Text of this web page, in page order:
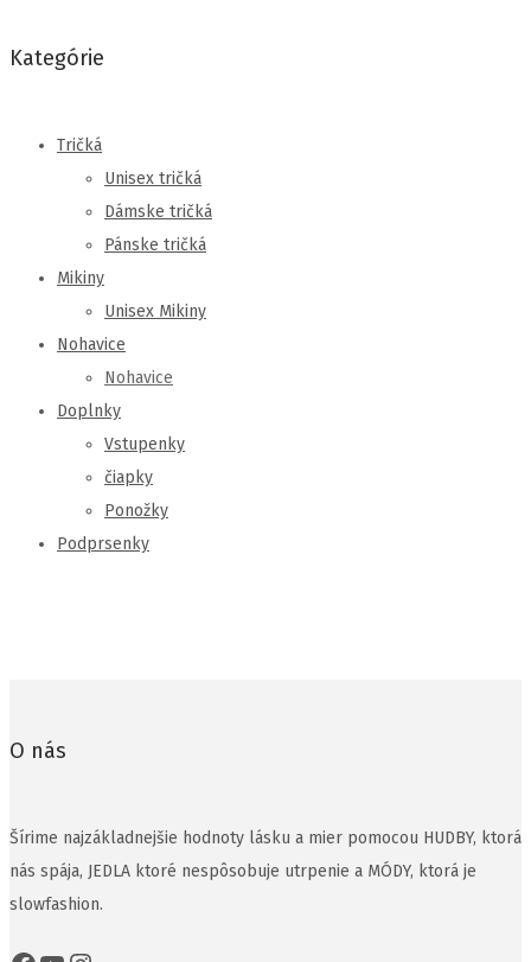
Kategórie
Tričká
Unisex tričká
Dámske tričká
Pánske tričká
Mikiny
Unisex Mikiny
Nohavice
Nohavice
Doplnky
Vstupenky
čiapky
Ponožky
Podprsenky
O nás
Šírime najzákladnejšie hodnoty lásku a mier pomocou HUDBY, ktorá
nás spája, JEDLA ktoré nespôsobuje utrpenie a MÓDY, ktorá je
slowfashion.